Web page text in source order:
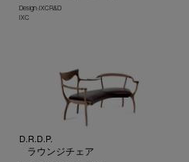
Design : IXC R&D
IXC
D.R.D.P.
ラウンジチェア